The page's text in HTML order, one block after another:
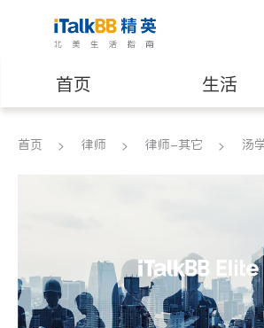
首页 生活
医生 律师
养老 非盈利组织
首页 律师 律师-其它 汤